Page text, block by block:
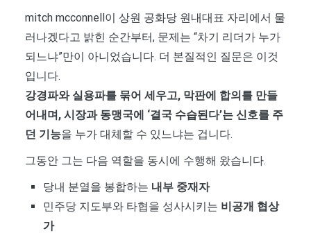
mitch mcconnell이 상원 공화당 원내대표 자리에서 물
러나겠다고 밝힌 순간부터, 문제는 “차기 리더가 누가
되느냐”만이 아니었습니다. 더 본질적인 질문은 이것
입니다.
강경파와 실용파를 묶어 세우고, 막판에 합의를 만들
어내며, 시장과 동맹국에 ‘결국 수습된다’는 신호를 주
던 기능을 누가 대체할 수 있느냐는 겁니다.
그동안 그는 다음 역할을 동시에 수행해 왔습니다.
당내 분열을 봉합하는 내부 중재자
민주당 지도부와 타협을 성사시키는 비공개 협상
가